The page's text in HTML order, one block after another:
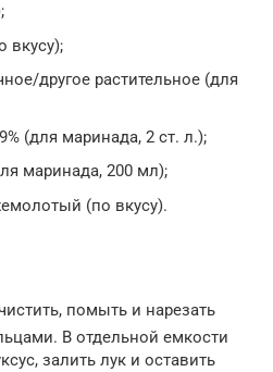
вкусу);
другое растительное (для
(для маринада, 2 ст. л.);
маринада, 200 мл);
(по вкусу).
помыть и нарезать
В отдельной емкости
залить лук и оставить